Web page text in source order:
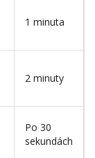
1 minuta
2 minuty
Po 30
sekundách